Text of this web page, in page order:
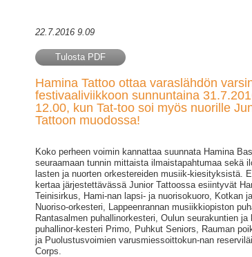
22.7.2016 9.09
Tulosta PDF
Hamina Tattoo ottaa varaslähdön
festivaaliviikkoon sunnuntaina
12.00, kun Tat-too soi myös nuorille
Tattoon muodossa!
Koko perheen voimin kannattaa suunnata Hamina
seuraamaan tunnin mittaista ilmaistapahtumaa sekä
lasten ja nuorten orkestereiden musiik-kiesityksistä.
kertaa järjestettävässä Junior Tattoossa esiintyvät
Teinisirkus, Hami-nan lapsi- ja nuorisokuoro, Kotkan
Nuoriso-orkesteri, Lappeenrannan musiikkiopiston
Rantasalmen puhallinorkesteri, Oulun seurakuntien ja
puhallinor-kesteri Primo, Puhkut Seniors, Rauman
ja Puolustusvoimien varusmiessoittokun-nan
Corps.